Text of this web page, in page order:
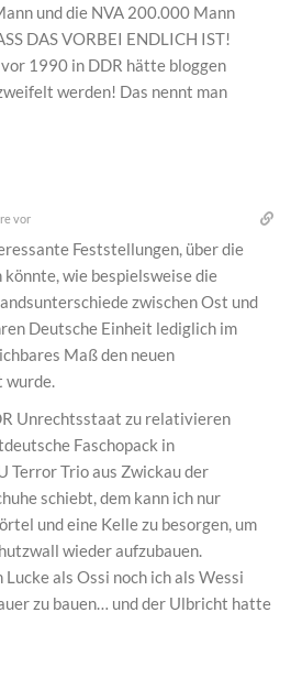
und die NVA 200.000 Mann
DAS VORBEI ENDLICH IST!
1990 in DDR hätte bloggen
werden! Das nennt man
vor
Feststellungen, über die
wie bespielsweise die
zwischen Ost und
Deutsche Einheit lediglich im
Maß den neuen
wurde.
Unrechtsstaat zu relativieren
Faschopack in
Terror Trio aus Zwickau der
schiebt, dem kann ich nur
und eine Kelle zu besorgen, um
wieder aufzubauen.
als Ossi noch ich als Wessi
zu bauen… und der Ulbricht hatte